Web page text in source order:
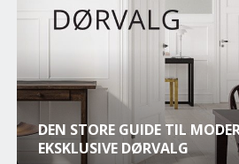
DEN STORE GUIDE TIL
EKSKLUSIVE DØRVALG